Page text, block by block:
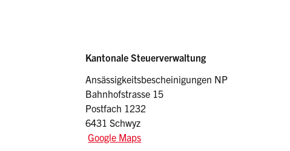
Sidebar
Adresse
Kantonale Steuerverwaltung
Ansässigkeitsbescheinigungen NP
Bahnhofstrasse 15
Postfach 1232
6431 Schwyz
Google Maps